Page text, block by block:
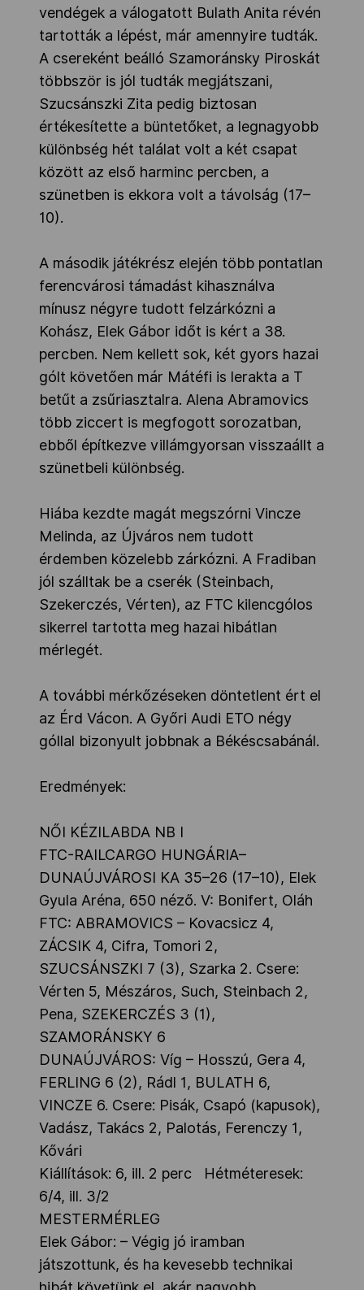
vendégek a válogatott Bulath Anita révén
tartották a lépést, már amennyire tudták.
A csereként beálló Szamoránsky Piroskát
többször is jól tudták megjátszani,
Szucsánszki Zita pedig biztosan
értékesítette a büntetőket, a legnagyobb
különbség hét találat volt a két csapat
között az első harminc percben, a
szünetben is ekkora volt a távolság (17–
10).
A második játékrész elején több pontatlan
ferencvárosi támadást kihasználva
mínusz négyre tudott felzárkózni a
Kohász, Elek Gábor időt is kért a 38.
percben. Nem kellett sok, két gyors hazai
gólt követően már Mátéfi is lerakta a T
betűt a zsűriasztalra. Alena Abramovics
több ziccert is megfogott sorozatban,
ebből építkezve villámgyorsan visszaállt a
szünetbeli különbség.
Hiába kezdte magát megszórni Vincze
Melinda, az Újváros nem tudott
érdemben közelebb zárkózni. A Fradiban
jól szálltak be a cserék (Steinbach,
Szekerczés, Vérten), az FTC kilencgólos
sikerrel tartotta meg hazai hibátlan
mérlegét.
A további mérkőzéseken döntetlent ért el
az Érd Vácon. A Győri Audi ETO négy
góllal bizonyult jobbnak a Békéscsabánál.
Eredmények:
NŐI KÉZILABDA NB I
FTC-RAILCARGO HUNGÁRIA–
DUNAÚJVÁROSI KA 35–26 (17–10), Elek
Gyula Aréna, 650 néző. V: Bonifert, Oláh
FTC: ABRAMOVICS – Kovacsicz 4,
ZÁCSIK 4, Cifra, Tomori 2,
SZUCSÁNSZKI 7 (3), Szarka 2. Csere:
Vérten 5, Mészáros, Such, Steinbach 2,
Pena, SZEKERCZÉS 3 (1),
SZAMORÁNSKY 6
DUNAÚJVÁROS: Víg – Hosszú, Gera 4,
FERLING 6 (2), Rádl 1, BULATH 6,
VINCZE 6. Csere: Pisák, Csapó (kapusok),
Vadász, Takács 2, Palotás, Ferenczy 1,
Kővári
Kiállítások: 6, ill. 2 perc Hétméteresek:
6/4, ill. 3/2
MESTERMÉRLEG
Elek Gábor: – Végig jó iramban
játszottunk, és ha kevesebb technikai